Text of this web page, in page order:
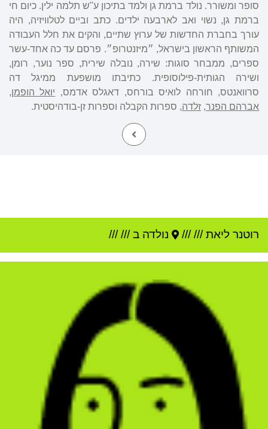
סופר ומשורר. נולד ברמת גן ולמד בתיכון ע"ש תלמה ילין. כיום חי
ברמת גן, נשוי ואב לארבעה ילדים. כתב וביים לטלוויזיה, היה
עורך בחברת החדשות של ערוץ שתיים, והקים את חלל העבודה
המשותף הראשון בישראל, ״מיזנטרופ״. פרסם עד כה אחד-עשר
ספרים, ממבחר סוגות: שירה, נובלה שירית, ספר נוער, רומן,
ושירה הגותית-פילוסופית. כתיבתו מושפעת ממיגל דה
סרוואנטס, חורחה לואיס בורחס, דאגלס אדמס, יואל הופמן,
אברהם הפנר, זלדה, ספרות הקבלה וספרות זן-בודהיסטית.
רוטנר ליאת///
/// נולדה ב //////